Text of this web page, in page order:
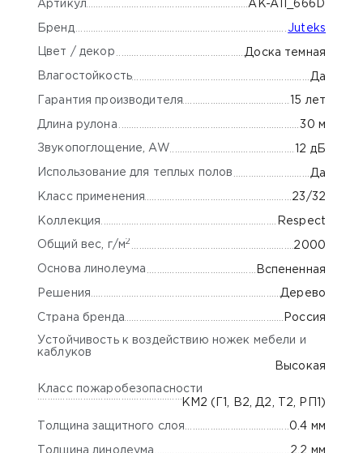
Артикул AK-A11_666D
Бренд Juteks
Цвет / декор Доска темная
Влагостойкость Да
Гарантия производителя 15 лет
Длина рулона 30 м
Звукопоглощение, AW 12 дБ
Использование для теплых полов Да
Класс применения 23/32
Коллекция Respect
Общий вес, г/м 2 2000
Основа линолеума Вспененная
Решения Дерево
Страна бренда Россия
Устойчивость к воздействию ножек мебели и
каблуков
Высокая
Класс пожаробезопасности
КМ2 (Г1, В2, Д2, Т2, РП1)
Толщина защитного слоя 0.4 мм
Толщина линолеума 2.2 мм